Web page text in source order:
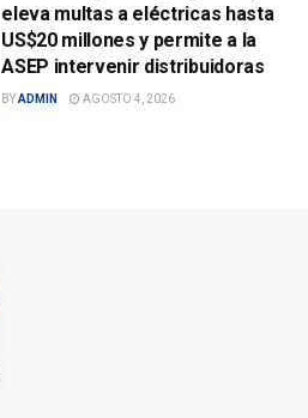
eleva multas a eléctricas hasta
US$20 millones y permite a la
ASEP intervenir distribuidoras
BYADMIN AGOSTO 4, 2026